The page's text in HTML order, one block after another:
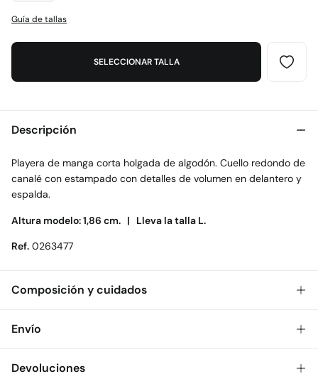
Guía de tallas
SELECCIONAR TALLA
Descripción
Playera de manga corta holgada de algodón. Cuello redondo de
canalé con estampado con detalles de volumen en delantero y
espalda.
Altura modelo: 1,86 cm. | Lleva la talla L.
Ref. 0263477
Composición y cuidados
Composición
Envío
Envío a tienda: 2-5 días.
Devoluciones